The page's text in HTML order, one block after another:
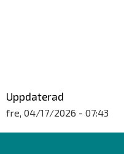
Uppdaterad
fre, 04/17/2026 - 07:43